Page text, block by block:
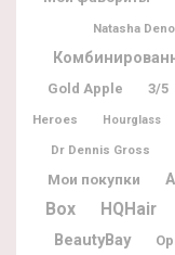
Natasha
Gold Apple 3/5
Heroes
Hourglass
Dr Dennis Gross
Мои покупки
Box
HQHair
BeautyBay